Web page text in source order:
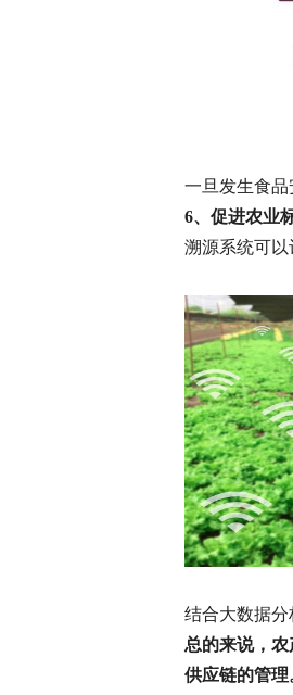
一旦发生食品
6、促进农业
溯源系统可以
结合大数据分
总的来说，
供应链的管理